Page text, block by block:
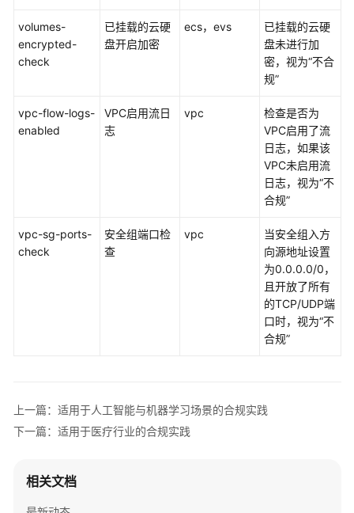
规
实
实
行
业
实
volumes-
encrypted-
check
已挂载的云硬
盘开启加密
ecs，evs
已挂载的云硬
盘未进行加
密，视为“不合
规”
vpc-flow-logs-
enabled
VPC启用流日
志
vpc
检查是否为
VPC启用了流
日志，如果该
VPC未启用流
日志，视为“不
合规”
vpc-sg-ports-
check
安全组端口检
查
vpc
当安全组入方
向源地址设置
为0.0.0.0/0，
且开放了所有
的TCP/UDP端
口时，视为“不
合规”
上一篇：适用于人工智能与机器学习场景的合规实践
下一篇：适用于医疗行业的合规实践
相关文档